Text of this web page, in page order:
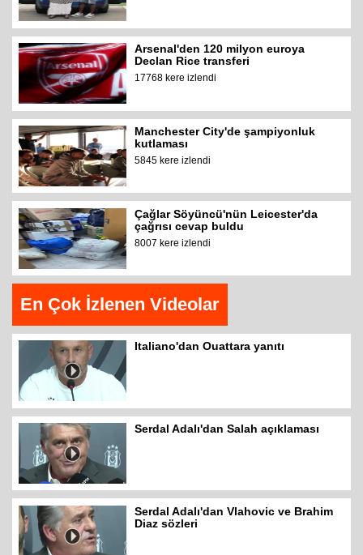
Arsenal'den 120 milyon euroya
Declan Rice transferi
17768 kere izlendi
Manchester City'de şampiyonluk
kutlaması
5845 kere izlendi
Çağlar Söyüncü'nün Leicester'da
çağrısı cevap buldu
8007 kere izlendi
En Çok İzlenen Videolar
Italiano'dan Ouattara yanıtı
Serdal Adalı'dan Salah açıklaması
Serdal Adalı'dan Vlahovic ve Brahim
Diaz sözleri